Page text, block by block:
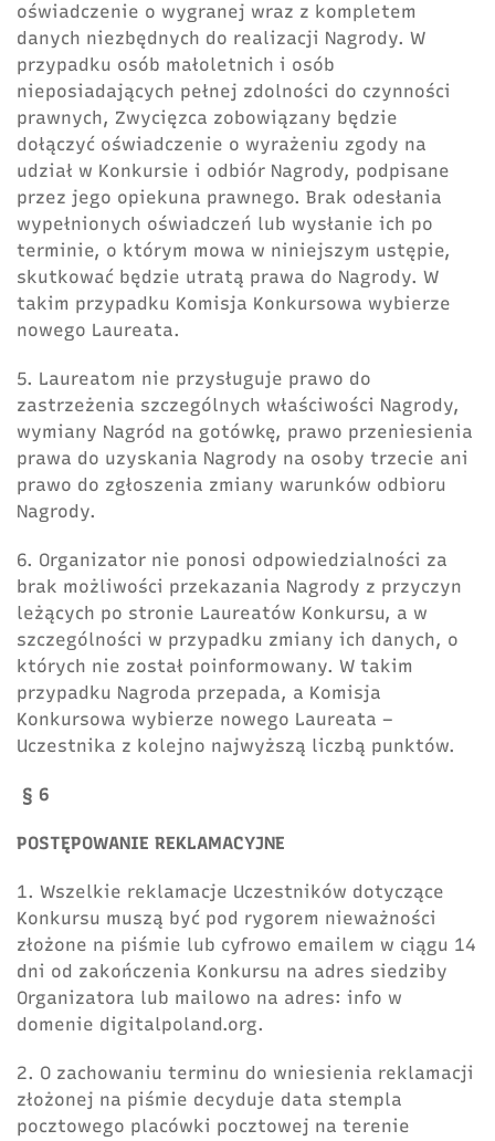
oświadczenie o wygranej wraz z kompletem
danych niezbędnych do realizacji Nagrody. W
przypadku osób małoletnich i osób
nieposiadających pełnej zdolności do czynności
prawnych, Zwycięzca zobowiązany będzie
dołączyć oświadczenie o wyrażeniu zgody na
udział w Konkursie i odbiór Nagrody, podpisane
przez jego opiekuna prawnego. Brak odesłania
wypełnionych oświadczeń lub wysłanie ich po
terminie, o którym mowa w niniejszym ustępie,
skutkować będzie utratą prawa do Nagrody. W
takim przypadku Komisja Konkursowa wybierze
nowego Laureata.
5. Laureatom nie przysługuje prawo do
zastrzeżenia szczególnych właściwości Nagrody,
wymiany Nagród na gotówkę, prawo przeniesienia
prawa do uzyskania Nagrody na osoby trzecie ani
prawo do zgłoszenia zmiany warunków odbioru
Nagrody.
6. Organizator nie ponosi odpowiedzialności za
brak możliwości przekazania Nagrody z przyczyn
leżących po stronie Laureatów Konkursu, a w
szczególności w przypadku zmiany ich danych, o
których nie został poinformowany. W takim
przypadku Nagroda przepada, a Komisja
Konkursowa wybierze nowego Laureata –
Uczestnika z kolejno najwyższą liczbą punktów.
§ 6
POSTĘPOWANIE REKLAMACYJNE
1. Wszelkie reklamacje Uczestników dotyczące
Konkursu muszą być pod rygorem nieważności
złożone na piśmie lub cyfrowo emailem w ciągu 14
dni od zakończenia Konkursu na adres siedziby
Organizatora lub mailowo na adres: info w
domenie digitalpoland.org.
2. O zachowaniu terminu do wniesienia reklamacji
złożonej na piśmie decyduje data stempla
pocztowego placówki pocztowej na terenie